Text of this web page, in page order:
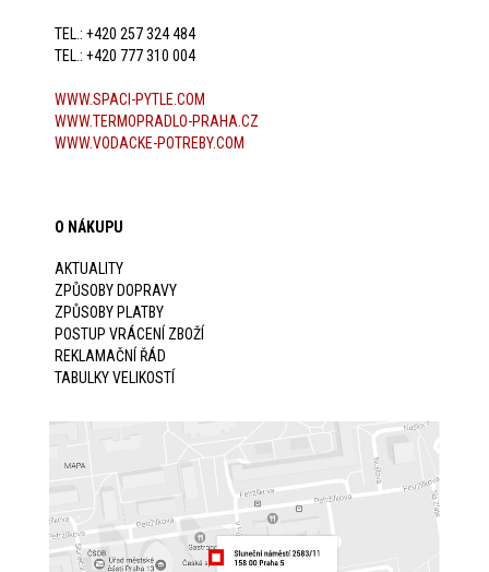
TEL.: +420 257 324 484
TEL.: +420 777 310 004
WWW.SPACI-PYTLE.COM
WWW.TERMOPRADLO-PRAHA.CZ
WWW.VODACKE-POTREBY.COM
O NÁKUPU
AKTUALITY
ZPŮSOBY DOPRAVY
ZPŮSOBY PLATBY
POSTUP VRÁCENÍ ZBOŽÍ
REKLAMAČNÍ ŘÁD
TABULKY VELIKOSTÍ